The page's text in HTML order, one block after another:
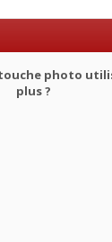
photo
plus ?